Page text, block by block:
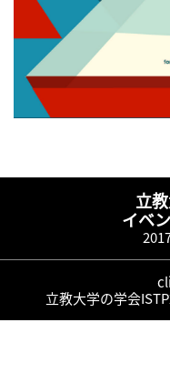
立
イベ
立教大学の学会